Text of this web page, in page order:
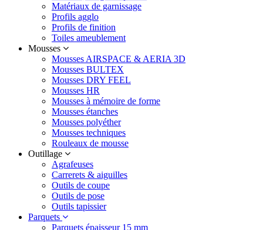
Matériaux de garnissage
Profils agglo
Profils de finition
Toiles ameublement
Mousses
Mousses AIRSPACE & AERIA 3D
Mousses BULTEX
Mousses DRY FEEL
Mousses HR
Mousses à mémoire de forme
Mousses étanches
Mousses polyéther
Mousses techniques
Rouleaux de mousse
Outillage
Agrafeuses
Carrerets & aiguilles
Outils de coupe
Outils de pose
Outils tapissier
Parquets
Parquets épaisseur 15 mm